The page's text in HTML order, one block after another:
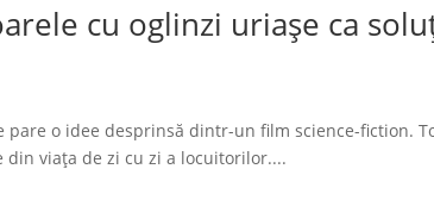
cu oglinzi uriașe ca
o idee desprinsă dintr-un film science-fiction.
din viața de zi cu zi a locuitorilor....